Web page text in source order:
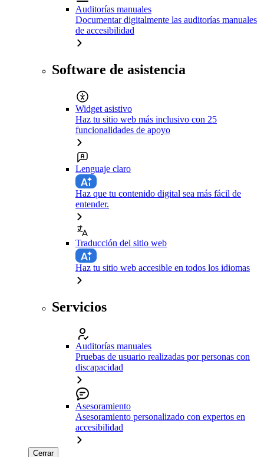
Auditorías manuales
Documentar digitalmente las auditorías manuales
de accesibilidad
Software de asistencia
Widget asistivo
Haz tu sitio web más inclusivo con 25
funcionalidades de apoyo
Lenguaje claro
Haz que tu contenido digital sea más fácil de
entender.
Traducción del sitio web
Haz tu sitio web accesible en todos los idiomas
Servicios
Auditorías manuales
Pruebas de usuario realizadas por personas con
discapacidad
Asesoramiento
Asesoramiento personalizado con expertos en
accesibilidad
Cerrar